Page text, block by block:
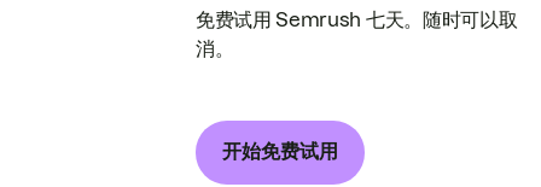
免费试用 Semrush 七天。随时可以取
消。
开始免费试用